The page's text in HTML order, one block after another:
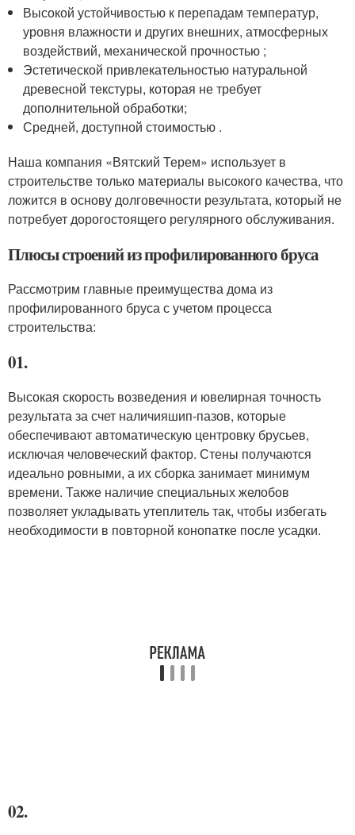
Высокой устойчивостью к перепадам температур,
уровня влажности и других внешних, атмосферных
воздействий, механической прочностью ;
Эстетической привлекательностью натуральной
древесной текстуры, которая не требует
дополнительной обработки;
Средней, доступной стоимостью .
Наша компания «Вятский Терем» использует в
строительстве только материалы высокого качества, что
ложится в основу долговечности результата, который не
потребует дорогостоящего регулярного обслуживания.
Плюсы строений из профилированного бруса
Рассмотрим главные преимущества дома из
профилированного бруса с учетом процесса
строительства:
01.
Высокая скорость возведения и ювелирная точность
результата за счет наличияшип-пазов, которые
обеспечивают автоматическую центровку брусьев,
исключая человеческий фактор. Стены получаются
идеально ровными, а их сборка занимает минимум
времени. Также наличие специальных желобов
позволяет укладывать утеплитель так, чтобы избегать
необходимости в повторной конопатке после усадки.
02.